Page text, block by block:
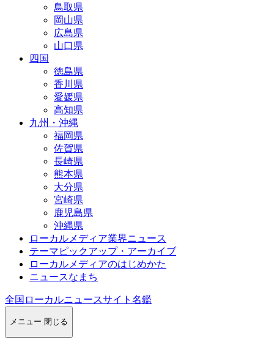
鳥取県
岡山県
広島県
山口県
四国
徳島県
香川県
愛媛県
高知県
九州・沖縄
福岡県
佐賀県
長崎県
熊本県
大分県
宮崎県
鹿児島県
沖縄県
ローカルメディア業界ニュース
テーマピックアップ・アーカイブ
ローカルメディアのはじめかた
ニュースなまち
全国ローカルニュースサイト名鑑
メニュー 閉じる